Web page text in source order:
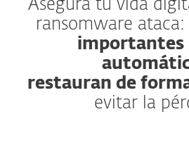
Asegura tu vida
ransomware ataca:
importantes
restauran de
evitar la